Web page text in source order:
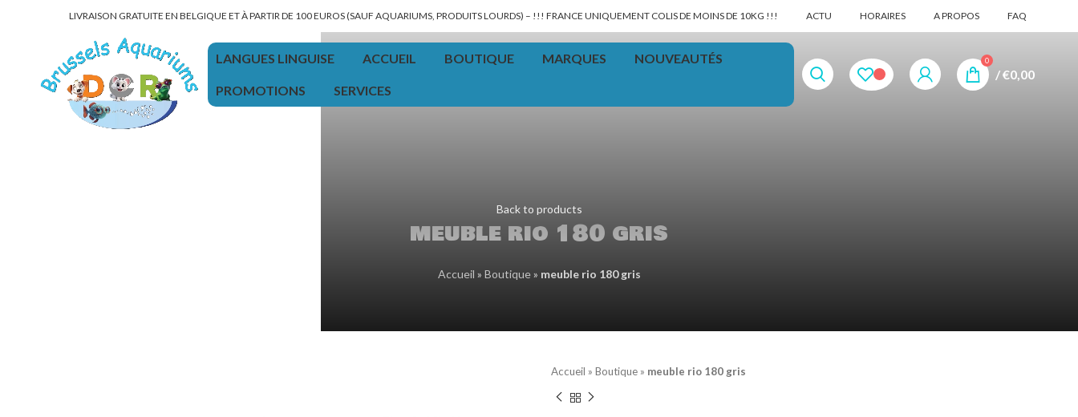
LIVRAISON GRATUITE EN BELGIQUE ET À PARTIR DE 100 EUROS (SAUF AQUARIUMS, PRODUITS LOURDS) – !!! FRANCE UNIQUEMENT COLIS DE MOINS DE 10KG !!! ACTU HORAIRES A PROPOS FAQ
LANGUES LINGUISE ACCUEIL BOUTIQUE MARQUES NOUVEAUTÉS
PROMOTIONS SERVICES
0
/€0,00
Back to products
meuble rio 180 gris
Accueil » Boutique» meuble rio 180 gris
Accueil » Boutique » meuble rio 180 gris